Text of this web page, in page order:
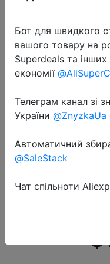
2019-11-29
Глобальная
24 дня
музыкой
ремешок
Бот для швидкого
вашого товару на
Superdeals та інших
економії
Телеграм канал зі
України @ZnyzkaUa
Автоматичний
@SaleStack
Чат спільноти